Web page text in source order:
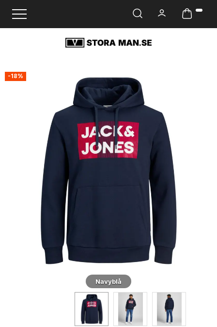
Ändra navigering
-18%
Navyblå